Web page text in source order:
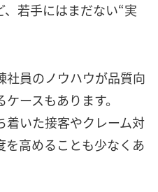
若手にはまだない“実
社員のノウハウが品質向
ースもあります。
着いた接客やクレーム対
を高めることも少なくあ